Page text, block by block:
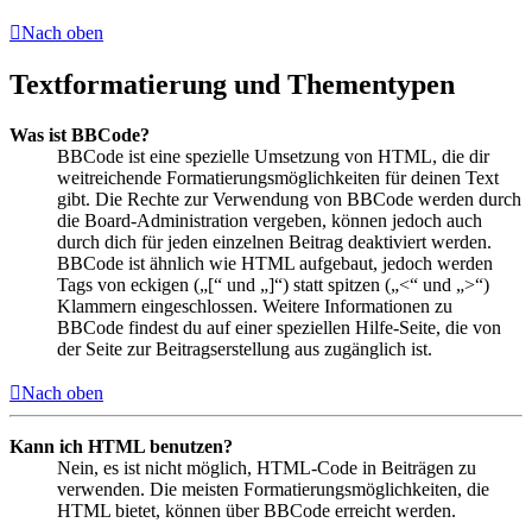
Nach oben
Textformatierung und Thementypen
Was ist BBCode?
BBCode ist eine spezielle Umsetzung von HTML, die dir
weitreichende Formatierungsmöglichkeiten für deinen Text
gibt. Die Rechte zur Verwendung von BBCode werden durch
die Board-Administration vergeben, können jedoch auch
durch dich für jeden einzelnen Beitrag deaktiviert werden.
BBCode ist ähnlich wie HTML aufgebaut, jedoch werden
Tags von eckigen („[“ und „]“) statt spitzen („<“ und „>“)
Klammern eingeschlossen. Weitere Informationen zu
BBCode findest du auf einer speziellen Hilfe-Seite, die von
der Seite zur Beitragserstellung aus zugänglich ist.
Nach oben
Kann ich HTML benutzen?
Nein, es ist nicht möglich, HTML-Code in Beiträgen zu
verwenden. Die meisten Formatierungsmöglichkeiten, die
HTML bietet, können über BBCode erreicht werden.